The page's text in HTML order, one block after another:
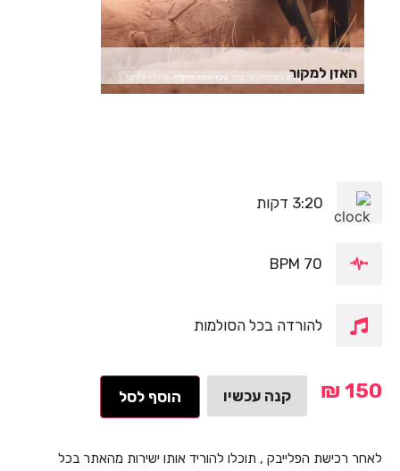
האזן למקור
3:20 דקות
70 BPM
להורדה בכל הסולמות
₪ 150 קנה עכשיו הוסף לסל
לאחר רכישת הפלייבק , תוכלו להוריד אותו ישירות מהאתר בכל